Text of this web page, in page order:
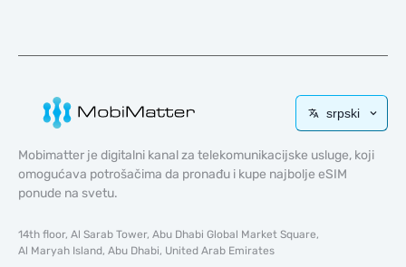
srpski
Mobimatter je digitalni kanal za telekomunikacijske usluge, koji
omogućava potrošačima da pronađu i kupe najbolje eSIM
ponude na svetu.
14th floor, Al Sarab Tower, Abu Dhabi Global Market Square,
Al Maryah Island, Abu Dhabi, United Arab Emirates